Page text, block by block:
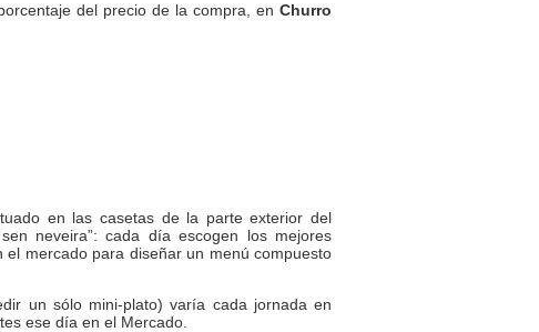
del precio de la compra, en Churro
en las casetas de la parte exterior del
neveira”: cada día escogen los mejores
el mercado para diseñar un menú compuesto
un sólo mini-plato) varía cada jornada en
ese día en el Mercado.